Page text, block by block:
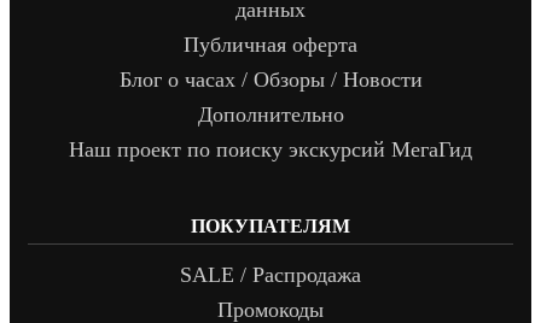
данных
Публичная оферта
Блог о часах / Обзоры / Новости
Дополнительно
Наш проект по поиску экскурсий МегаГид
ПОКУПАТЕЛЯМ
SALE / Распродажа
Промокоды